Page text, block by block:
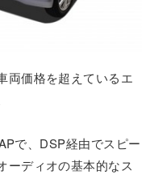
両価格を超えているエ
で、DSP経由でスピー
ーディオの基本的なス